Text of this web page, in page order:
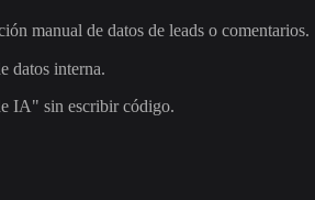
manual de datos de leads o comentarios.
datos interna.
IA" sin escribir código.